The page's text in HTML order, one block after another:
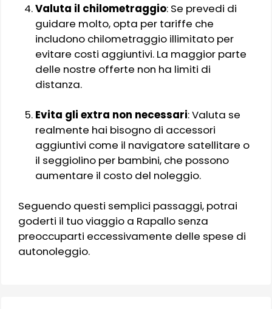
Valuta il chilometraggio: Se prevedi di
guidare molto, opta per tariffe che
includono chilometraggio illimitato per
evitare costi aggiuntivi. La maggior parte
delle nostre offerte non ha limiti di
distanza.
Evita gli extra non necessari: Valuta se
realmente hai bisogno di accessori
aggiuntivi come il navigatore satellitare o
il seggiolino per bambini, che possono
aumentare il costo del noleggio.
Seguendo questi semplici passaggi, potrai
goderti il tuo viaggio a Rapallo senza
preoccuparti eccessivamente delle spese di
autonoleggio.